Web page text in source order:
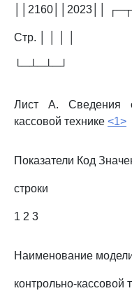
││2160││2023││
Стр. │ │ │ │
└─┴─┴─┘
Лист А. Сведения о
кассовой технике <1>
Показатели Код
строки
1 2 3
Наименование
контрольно-кассовой